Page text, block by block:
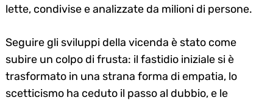
lette, condivise e analizzate da milioni di persone.
Seguire gli sviluppi della vicenda è stato come
subire un colpo di frusta: il fastidio iniziale si è
trasformato in una strana forma di empatia, lo
scetticismo ha ceduto il passo al dubbio, e le